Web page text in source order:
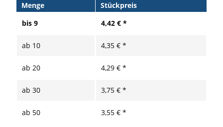
Menge
Stückpreis
bis 9 4,42 € *
ab 10 4,35 € *
ab 20 4,29 € *
ab 30 3,75 € *
ab 50 3,55 € *